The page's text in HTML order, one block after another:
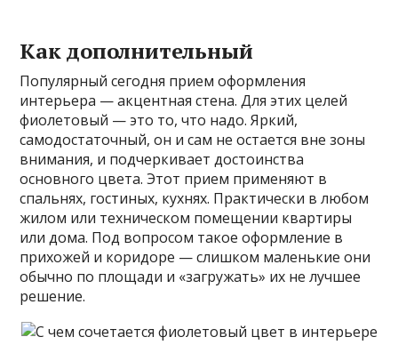
Как дополнительный
Популярный сегодня прием оформления
интерьера — акцентная стена. Для этих целей
фиолетовый — это то, что надо. Яркий,
самодостаточный, он и сам не остается вне зоны
внимания, и подчеркивает достоинства
основного цвета. Этот прием применяют в
спальнях, гостиных, кухнях. Практически в любом
жилом или техническом помещении квартиры
или дома. Под вопросом такое оформление в
прихожей и коридоре — слишком маленькие они
обычно по площади и «загружать» их не лучшее
решение.